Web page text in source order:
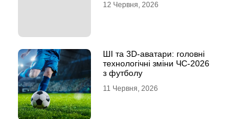
12 Червня, 2026
ШІ та 3D-аватари: головні
технологічні зміни ЧС-2026
з футболу
11 Червня, 2026